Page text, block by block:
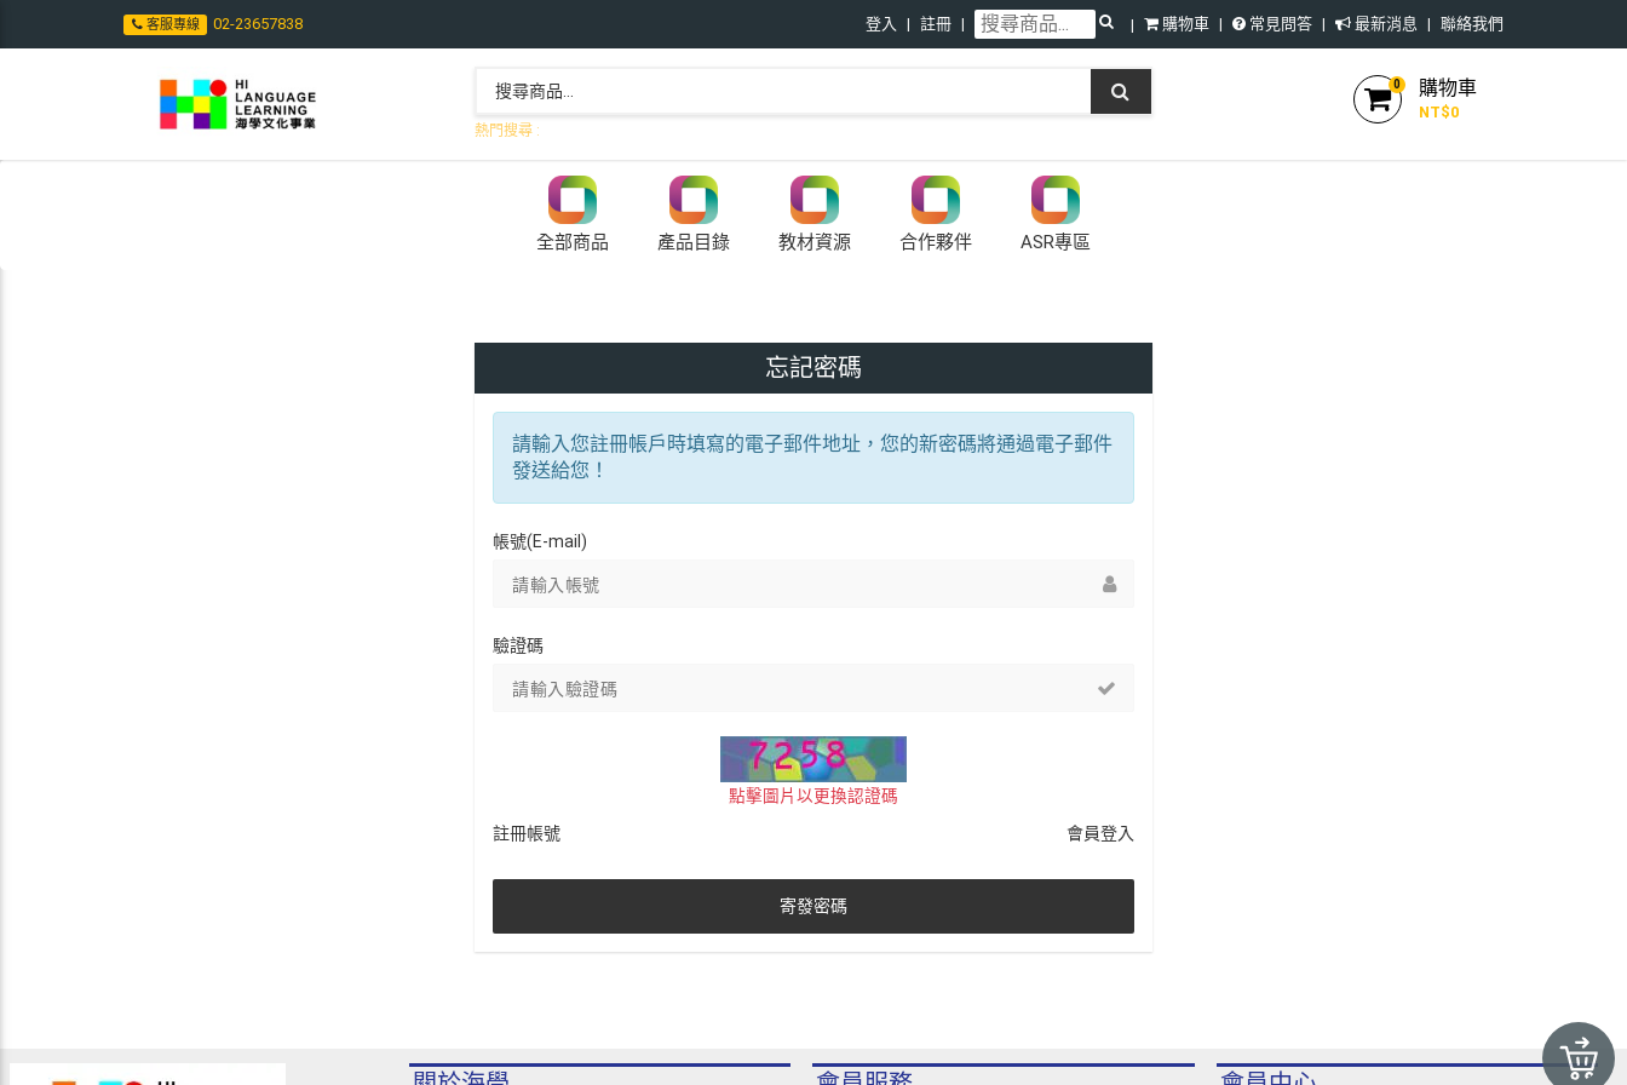
客服專線 02-23657838 登入 註冊 購物車 常見問答 最新消息 聯絡我們
熱門搜尋 :
0 購物車
NT$0
全部商品 產品目錄 教材資源 合作夥伴 ASR專區
忘記密碼
請輸入您註冊帳戶時填寫的電子郵件地址，您的新密碼將通過電子郵件
發送給您！
帳號(E-mail)
驗證碼
點擊圖片以更換認證碼
註冊帳號 會員登入
寄發密碼